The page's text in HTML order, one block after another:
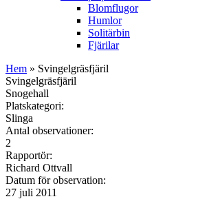
Blomflugor
Humlor
Solitärbin
Fjärilar
Hem » Svingelgräsfjäril
Svingelgräsfjäril
Snogehall
Platskategori:
Slinga
Antal observationer:
2
Rapportör:
Richard Ottvall
Datum för observation:
27 juli 2011